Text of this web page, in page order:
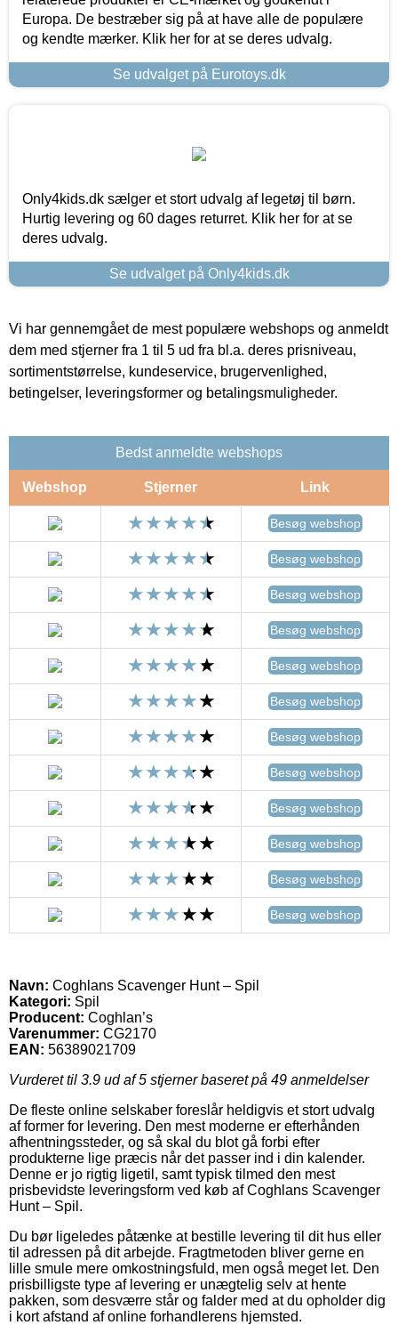
Europa. De bestræber sig på at have alle de populære
og kendte mærker. Klik her for at se deres udvalg.
Se udvalget på Eurotoys.dk
Only4kids.dk sælger et stort udvalg af legetøj til børn.
Hurtig levering og 60 dages returret. Klik her for at se
deres udvalg.
Se udvalget på Only4kids.dk
Vi har gennemgået de mest populære webshops og anmeldt
dem med stjerner fra 1 til 5 ud fra bl.a. deres prisniveau,
sortimentstørrelse, kundeservice, brugervenlighed,
betingelser, leveringsformer og betalingsmuligheder.
Bedst anmeldte webshops
Webshop Stjerner Link
Besøg webshop
Besøg webshop
Besøg webshop
Besøg webshop
Besøg webshop
Besøg webshop
Besøg webshop
Besøg webshop
Besøg webshop
Besøg webshop
Besøg webshop
Besøg webshop
Navn: Coghlans Scavenger Hunt – Spil
Kategori: Spil
Producent: Coghlan’s
Varenummer: CG2170
EAN: 56389021709
Vurderet til 3.9 ud af 5 stjerner baseret på 49 anmeldelser
De fleste online selskaber foreslår heldigvis et stort udvalg
af former for levering. Den mest moderne er efterhånden
afhentningssteder, og så skal du blot gå forbi efter
produkterne lige præcis når det passer ind i din kalender.
Denne er jo rigtig ligetil, samt typisk tilmed den mest
prisbevidste leveringsform ved køb af Coghlans Scavenger
Hunt – Spil.
Du bør ligeledes påtænke at bestille levering til dit hus eller
til adressen på dit arbejde. Fragtmetoden bliver gerne en
lille smule mere omkostningsfuld, men også meget let. Den
prisbilligste type af levering er unægtelig selv at hente
pakken, som desværre står og falder med at du opholder dig
i kort afstand af online forhandlerens hjemsted.